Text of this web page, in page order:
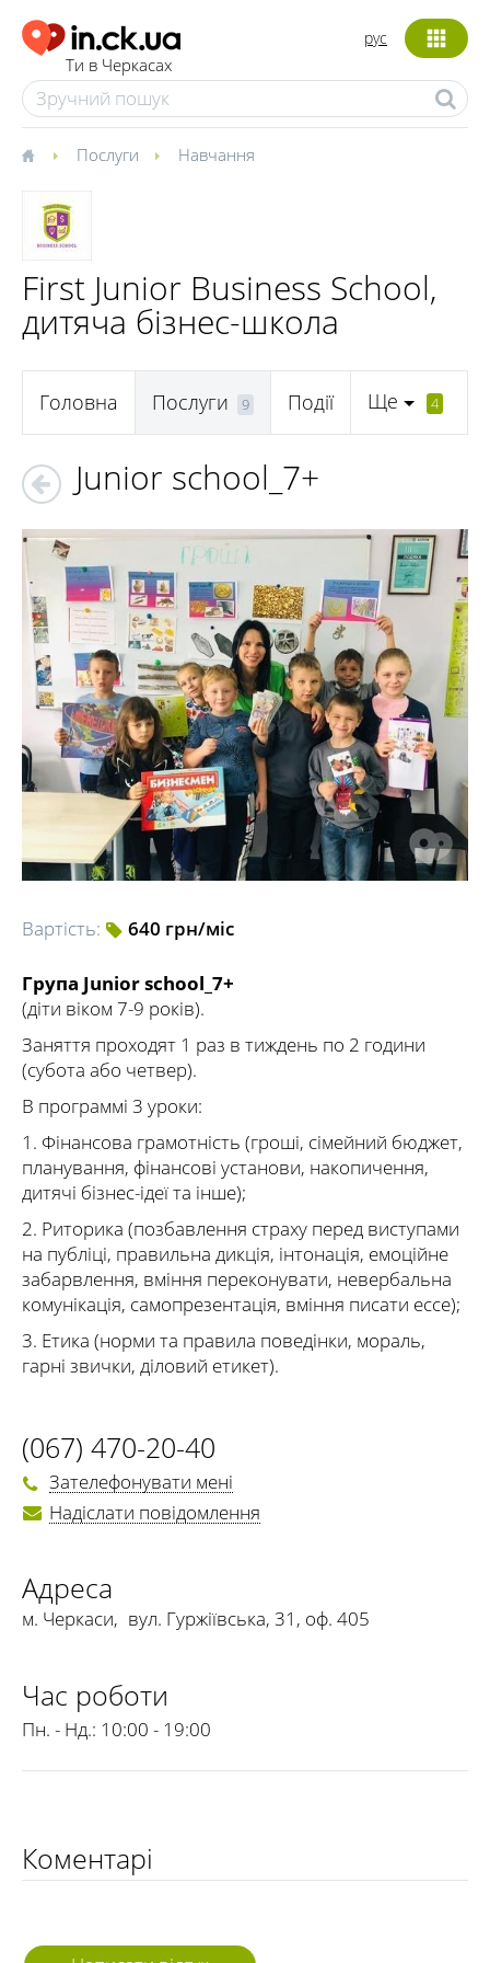
Ти в Черкасах
рус
Послуги Навчання
First Junior Business School,
дитяча бізнес-школа
Головна Послуги 9 Події Ще 4
Junior school_7+
Вартість: 640 грн/міс
Група Junior school_7+
(діти віком 7-9 років).
Заняття проходят 1 раз в тиждень по 2 години
(субота або четвер).
В программі 3 уроки:
1. Фінансова грамотність (гроші, сімейний бюджет,
планування, фінансові установи, накопичення,
дитячі бізнес-ідеї та інше);
2. Риторика (позбавлення страху перед виступами
на публіці, правильна дикція, інтонація, емоційне
забарвлення, вміння переконувати, невербальна
комунікація, самопрезентація, вміння писати ессе);
3. Етика (норми та правила поведінки, мораль,
гарні звички, діловий етикет).
(067) 470-20-40
Зателефонувати мені
Надіслати повідомлення
Адреса
м. Черкаси, вул. Гуржіївська, 31, оф. 405
Час роботи
Пн. - Нд.: 10:00 - 19:00
Коментарі